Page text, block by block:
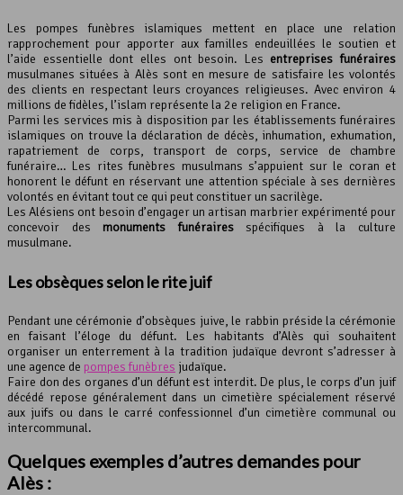
Les pompes funèbres islamiques mettent en place une relation
rapprochement pour apporter aux familles endeuillées le soutien et
l’aide essentielle dont elles ont besoin. Les entreprises funéraires
musulmanes situées à Alès sont en mesure de satisfaire les volontés
des clients en respectant leurs croyances religieuses. Avec environ 4
millions de fidèles, l’islam représente la 2e religion en France.
Parmi les services mis à disposition par les établissements funéraires
islamiques on trouve la déclaration de décès, inhumation, exhumation,
rapatriement de corps, transport de corps, service de chambre
funéraire… Les rites funèbres musulmans s’appuient sur le coran et
honorent le défunt en réservant une attention spéciale à ses dernières
volontés en évitant tout ce qui peut constituer un sacrilège.
Les Alésiens ont besoin d’engager un artisan marbrier expérimenté pour
concevoir des monuments funérairesspécifiques à la culture
musulmane.
Les obsèques selon le rite juif
Pendant une cérémonie d’obsèques juive, le rabbin préside la cérémonie
en faisant l’éloge du défunt. Les habitants d’Alès qui souhaitent
organiser un enterrement à la tradition judaïque devront s’adresser à
une agence de pompes funèbres judaïque.
Faire don des organes d’un défunt est interdit. De plus, le corps d’un juif
décédé repose généralement dans un cimetière spécialement réservé
aux juifs ou dans le carré confessionnel d’un cimetière communal ou
intercommunal.
Quelques exemples d’autres demandes pour
Alès :